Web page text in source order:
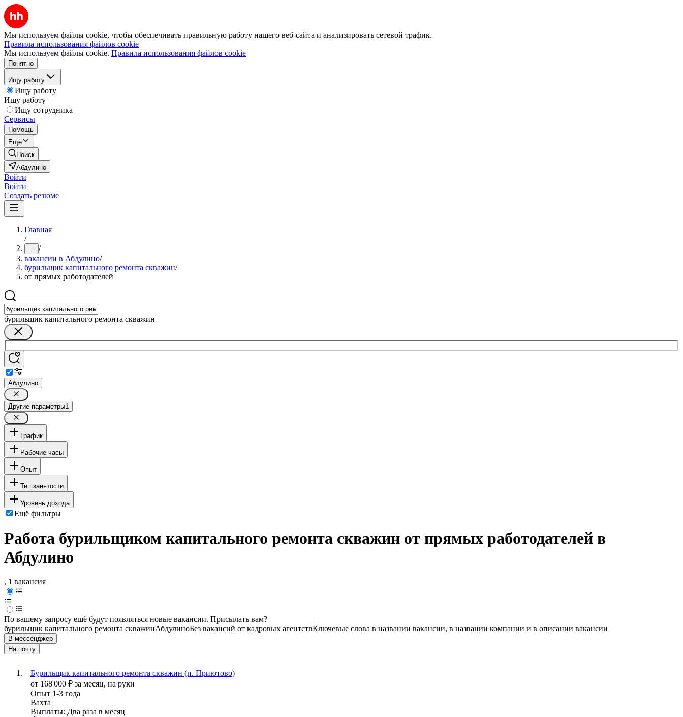
Мы используем файлы cookie, чтобы обеспечивать правильную работу нашего веб-сайта и анализировать сетевой трафик.
Правила использования файлов cookie
Мы используем файлы cookie. Правила использования файлов cookie
Понятно
Ищу работу
Ищу работу
Ищу работу
Ищу сотрудника
Сервисы
Помощь
Ещё
Поиск
Абдулино
Войти
Войти
Создать резюме
Главная
/
... /
вакансии в Абдулино/
бурильщик капитального ремонта скважин/
от прямых работодателей
бурильщик капитального ремонта скважин
Абдулино
Другие параметры1
График
Рабочие часы
Опыт
Тип занятости
Уровень дохода
Ещё фильтры
Работа бурильщиком капитального ремонта скважин от прямых работодателей в
Абдулино
, 1 вакансия
По вашему запросу ещё будут появляться новые вакансии. Присылать вам?
бурильщик капитального ремонта скважинАбдулиноБез вакансий от кадровых агентствКлючевые слова в названии вакансии, в названии компании и в описании вакансии
В мессенджер
На почту
Бурильщик капитального ремонта скважин (п. Приютово)
от 168 000 ₽ за месяц, на руки
Опыт 1-3 года
Вахта
Выплаты: Два раза в месяц